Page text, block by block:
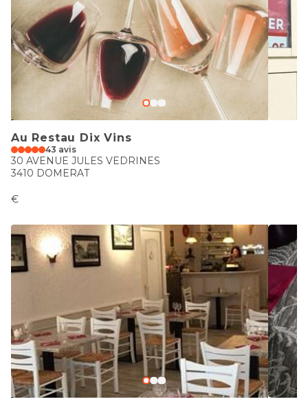
Au Restau Dix Vins
43 avis
30 AVENUE JULES VEDRINES
3410 DOMERAT
€